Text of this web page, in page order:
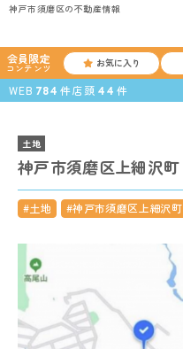
神戸市須磨区の不動産情報
会員限定
コンテンツ お気に入り
WEB 784 件店頭 44 件
土地
神戸市須磨区上細沢町
#土地 #神戸市須磨区上細沢町